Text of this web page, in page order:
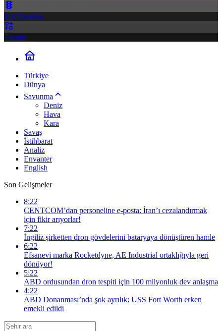
Yol Durumu
Fikstür
Türkiye
Dünya
Savunma
Deniz
Hava
Kara
Savaş
İstihbarat
Analiz
Envanter
English
Son Gelişmeler
8:22
CENTCOM’dan personeline e-posta: İran’ı cezalandırmak
için fikir arıyorlar!
7:22
İngiliz şirketten dron gövdelerini bataryaya dönüştüren hamle
6:22
Efsanevi marka Rocketdyne, AE Industrial ortaklığıyla geri
dönüyor!
5:22
ABD ordusundan dron tespiti için 100 milyonluk dev anlaşma
4:22
ABD Donanması’nda şok ayrılık: USS Fort Worth erken
emekli edildi